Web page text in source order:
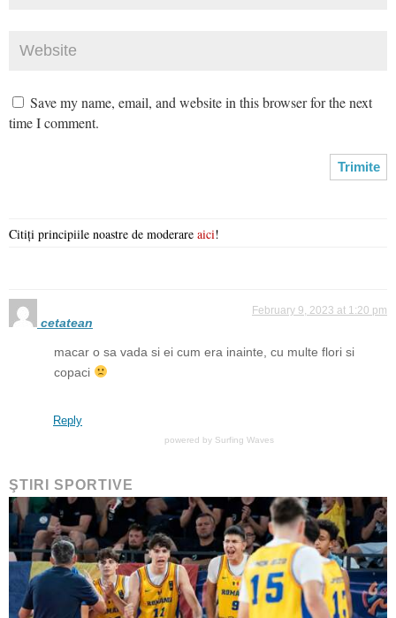
Save my name, email, and website in this browser for the next
time I comment.
Citiți principiile noastre de moderare aici!
cetatean
February 9, 2023 at 1:20 pm
macar o sa vada si ei cum era inainte, cu multe flori si
copaci
Reply
powered by Surfing Waves
ŞTIRI SPORTIVE